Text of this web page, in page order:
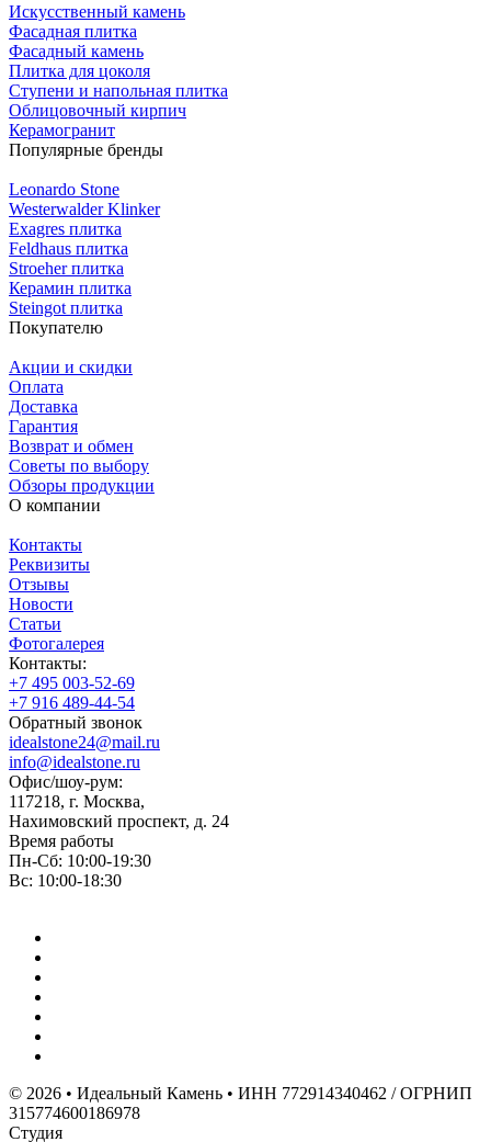
Искусственный камень
Фасадная плитка
Фасадный камень
Плитка для цоколя
Ступени и напольная плитка
Облицовочный кирпич
Керамогранит
Популярные бренды
Leonardo Stone
Westerwalder Klinker
Exagres плитка
Feldhaus плитка
Stroeher плитка
Керамин плитка
Steingot плитка
Покупателю
Акции и скидки
Оплата
Доставка
Гарантия
Возврат и обмен
Советы по выбору
Обзоры продукции
О компании
Контакты
Реквизиты
Отзывы
Новости
Статьи
Фотогалерея
Контакты:
+7 495 003-52-69
+7 916 489-44-54
Обратный звонок
idealstone24@mail.ru
info@idealstone.ru
Офис/шоу-рум:
117218, г. Москва,
Нахимовский проспект, д. 24
Время работы
Пн-Сб: 10:00-19:30
Вс: 10:00-18:30
© 2026 • Идеальный Камень • ИНН 772914340462 / ОГРНИП
315774600186978
Студия